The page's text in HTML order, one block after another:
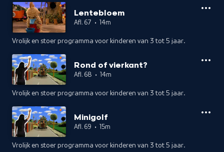
Lentebloem
Afl. 67 • 14m
Vrolijk en stoer programma voor kinderen van 3 tot 5 jaar.
Rond of vierkant?
Afl. 68 • 14m
Vrolijk en stoer programma voor kinderen van 3 tot 5 jaar.
Minigolf
Afl. 69 • 15m
Vrolijk en stoer programma voor kinderen van 3 tot 5 jaar.